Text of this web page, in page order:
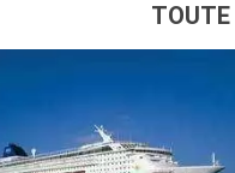
TOUTE